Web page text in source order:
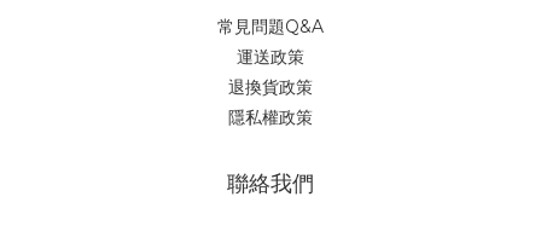
常見問題Q&A
運送政策
退換貨政策
隱私權政策
聯絡我們